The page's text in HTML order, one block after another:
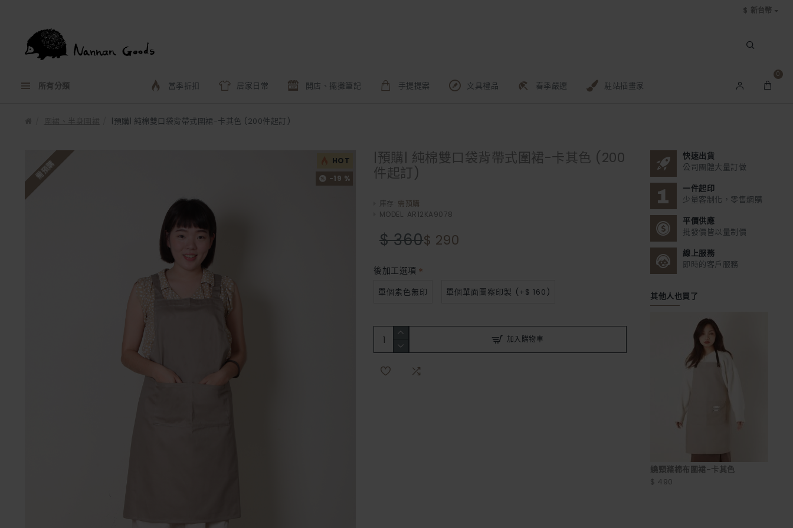
$ 新台幣
所有分類 當季折扣 居家日常 開店、擺攤筆記 手提提案 文具禮品 春季嚴選 駐站插畫家
0
|預購| 純棉雙口袋背帶式圍裙-卡其色 (200件起訂)
HOT
-19 %
需預購
|預購| 純棉雙口袋背帶式圍裙-卡其色 (200
件起訂)
庫存: 需預購
MODEL: AR12KA9078
$ 290
$ 360
後加工選項
單個素色無印 單個單面圖案印製 (+$ 160)
加入購物車
快速出貨
公司團體大量訂做
一件起印
少量客制化，零售網購
平價供應
批發價皆以量制價
線上服務
即時的客戶服務
其他人也買了
繞頸滌棉布圍裙-卡其色
$ 490